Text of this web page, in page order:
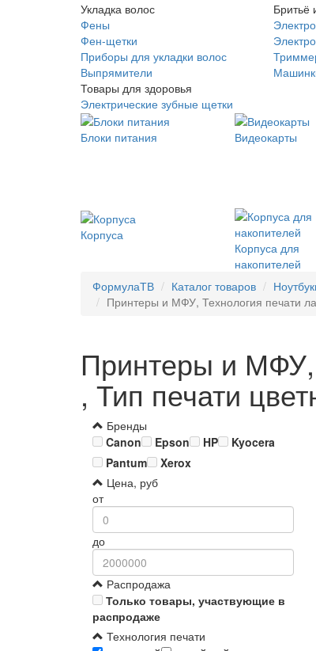
Укладка волос
Фены
Фен-щетки
Приборы для укладки волос
Выпрямители
Товары для здоровья
Электрические зубные щетки
Бритьё
Блоки питания
Видеокарты
Корпуса
Корпуса для
накопителей
ФормулаТВ Каталог товаров
Принтеры и МФУ, Технология печати
Принтеры и МФУ,
, Тип печати
Бренды
Canon
Epson HP
Kyocera
Pantum
Xerox
Цена, руб
от
до
Распродажа
Только товары, участвующие в
распродаже
Технология печати